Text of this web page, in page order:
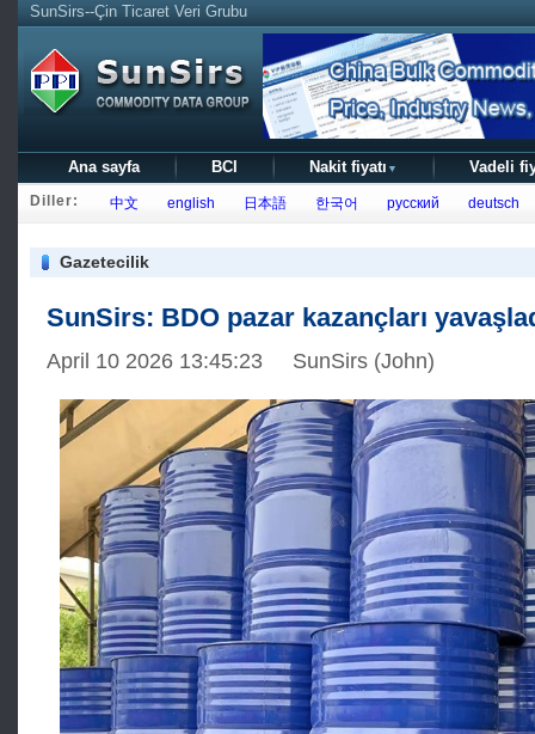
SunSirs--Çin Ticaret Veri Grubu
Ana sayfa BCI Nakit fiyatı ▼ Vadeli
Diller: 中文 english 日本語 한국어 русский deutsch
Gazetecilik
SunSirs: BDO pazar kazançları
April 10 2026 13:45:23 SunSirs (John)